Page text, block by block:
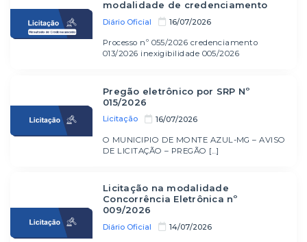
Diário Oficial 16/07/2026
modalidade de credenciamento
Processo nº 055/2026 credenciamento
013/2026 inexigibilidade 005/2026
Licitação 16/07/2026
Pregão eletrônico por SRP Nº
015/2026
O MUNICIPIO DE MONTE AZUL-MG – AVISO
DE LICITAÇÃO – PREGÃO [...]
Diário Oficial 14/07/2026
Licitação na modalidade
Concorrência Eletrônica nº
009/2026